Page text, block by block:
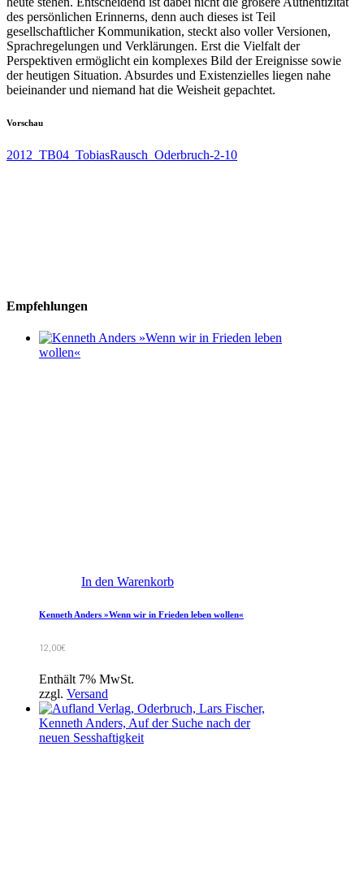
des persönlichen Erinnerns, denn auch dieses ist Teil
gesellschaftlicher Kommunikation, steckt also voller Versionen,
Sprachregelungen und Verklärungen. Erst die Vielfalt der
Perspektiven ermöglicht ein komplexes Bild der Ereignisse sowie
der heutigen Situation. Absurdes und Existenzielles liegen nahe
beieinander und niemand hat die Weisheit gepachtet.
Vorschau
2012_TB04_TobiasRausch_Oderbruch-2-10
Empfehlungen
In den Warenkorb
Kenneth Anders »Wenn wir in Frieden leben wollen«
12,00€
Enthält 7% MwSt.
zzgl. Versand